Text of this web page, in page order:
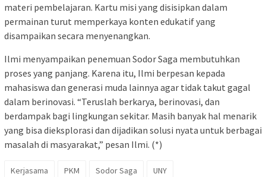
materi pembelajaran. Kartu misi yang disisipkan dalam
permainan turut memperkaya konten edukatif yang
disampaikan secara menyenangkan.
Ilmi menyampaikan penemuan Sodor Saga membutuhkan
proses yang panjang. Karena itu, Ilmi berpesan kepada
mahasiswa dan generasi muda lainnya agar tidak takut gagal
dalam berinovasi. “Teruslah berkarya, berinovasi, dan
berdampak bagi lingkungan sekitar. Masih banyak hal menarik
yang bisa dieksplorasi dan dijadikan solusi nyata untuk berbagai
masalah di masyarakat,” pesan Ilmi. (*)
Kerjasama PKM Sodor Saga UNY